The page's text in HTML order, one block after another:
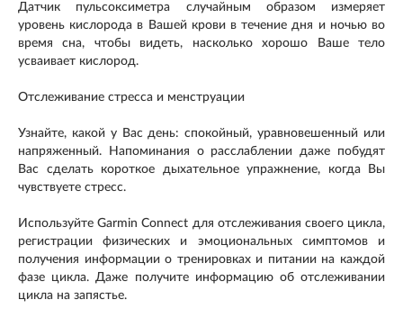
Датчик пульсоксиметра случайным образом измеряет
уровень кислорода в Вашей крови в течение дня и ночью во
время сна, чтобы видеть, насколько хорошо Ваше тело
усваивает кислород.
Отслеживание стресса и менструации
Узнайте, какой у Вас день: спокойный, уравновешенный или
напряженный. Напоминания о расслаблении даже побудят
Вас сделать короткое дыхательное упражнение, когда Вы
чувствуете стресс.
Используйте Garmin Connect для отслеживания своего цикла,
регистрации физических и эмоциональных симптомов и
получения информации о тренировках и питании на каждой
фазе цикла. Даже получите информацию об отслеживании
цикла на запястье.